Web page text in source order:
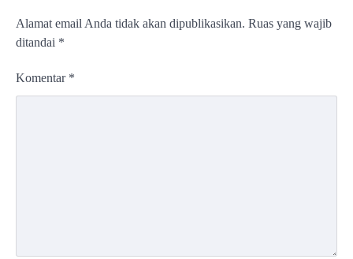
Alamat email Anda tidak akan dipublikasikan. Ruas yang wajib
ditandai *
Komentar *